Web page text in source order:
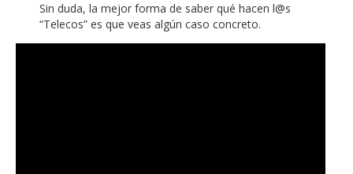
Sin duda, la mejor forma de saber qué hacen l@s
“Telecos” es que veas algún caso concreto.